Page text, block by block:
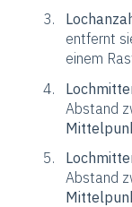
entfernt
einem
Abstand
Abstand